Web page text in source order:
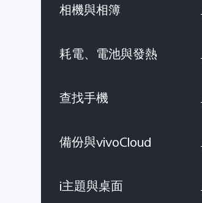
相機與相簿
耗電、電池與發熱
查找手機
備份與vivoCloud
i主題與桌面